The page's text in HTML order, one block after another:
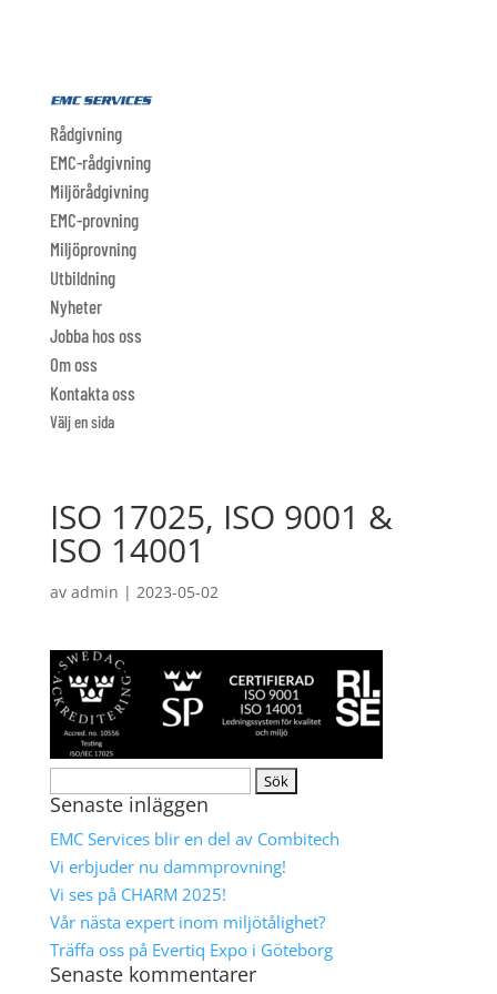
Rådgivning
EMC-rådgivning
Miljörådgivning
EMC-provning
Miljöprovning
Utbildning
Nyheter
Jobba hos oss
Om oss
Kontakta oss
Välj en sida
ISO 17025, ISO 9001 &
ISO 14001
av admin | 2023-05-02
efter:
Senaste inläggen
EMC Services blir en del av Combitech
Vi erbjuder nu dammprovning!
Vi ses på CHARM 2025!
Vår nästa expert inom miljötålighet?
Träffa oss på Evertiq Expo i Göteborg
Senaste kommentarer